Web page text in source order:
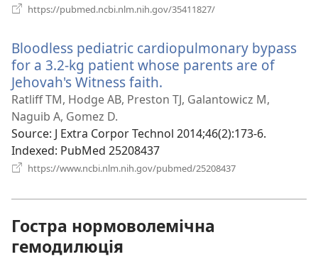
https://pubmed.ncbi.nlm.nih.gov/35411827/
вікні)
Bloodless pediatric cardiopulmonary bypass
for a 3.2-kg patient whose parents are of
Jehovah's Witness faith.
у
вікні)
Ratliff TM, Hodge AB, Preston TJ, Galantowicz M,
Naguib A, Gomez D.
Source‎: J Extra Corpor Technol 2014;46(2):173-6.
Indexed‎: PubMed 25208437
https://www.ncbi.nlm.nih.gov/pubmed/25208437
Гостра нормоволемічна
гемодилюція